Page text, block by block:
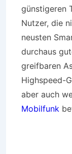
günstigeren
Nutzer, die
neusten
durchaus
greifbaren
Highspeed-
aber auch
Mobilfunk